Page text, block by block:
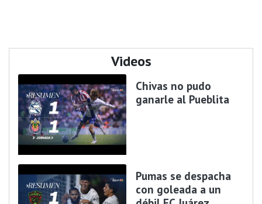
Videos
Chivas no pudo
ganarle al Pueblita
Pumas se despacha
con goleada a un